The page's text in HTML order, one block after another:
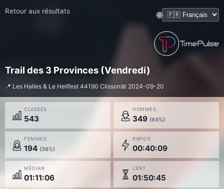
Retour aux résultats 🌐
Trail des 3 Provinces (Vendredi)
📍 Les Halles & Le Hellfest 44190 Clisson📅 2024-09-20
CLASSÉS
543
HOMMES
349 (64%)
FEMMES
194 (36%)
RAPIDE
00:40:09
MÉDIAN
01:11:06
LENT
01:50:45